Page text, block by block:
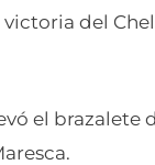
del
el